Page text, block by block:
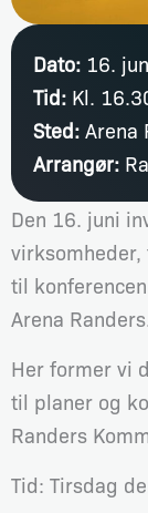
Dato: 16.
Tid: Kl.
Sted: Arena
Arrangør:
Den 16. juni
til
Arena
Her former vi
til planer og
Randers
Tid: Tirsdag